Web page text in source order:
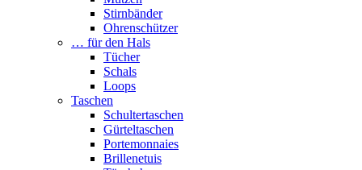
Stirnbänder
Ohrenschützer
… für den Hals
Tücher
Schals
Loops
Taschen
Schultertaschen
Gürteltaschen
Portemonnaies
Brillenetuis